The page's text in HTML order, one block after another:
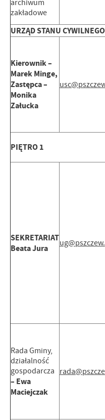
archiwum
zakładowe
URZĄD STANU
Kierownik –
Marek Minge,
Zastępca –
Monika
Załucka
PIĘTRO 1
SEKRETARIAT
Beata Jura
Rada Gminy,
działalność
gospodarcza
– Ewa
Maciejczak